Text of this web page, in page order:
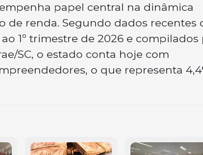
papel central na dinâmica
de renda. Segundo dados recentes
1º trimestre de 2026 e compilados
SC, o estado conta hoje com
o que representa